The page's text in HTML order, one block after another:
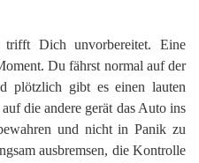
Dich unvorbereitet. Eine
Du fährst normal auf der
plötzlich gibt es einen lauten
die andere gerät das Auto ins
und nicht in Panik zu
ausbremsen, die Kontrolle